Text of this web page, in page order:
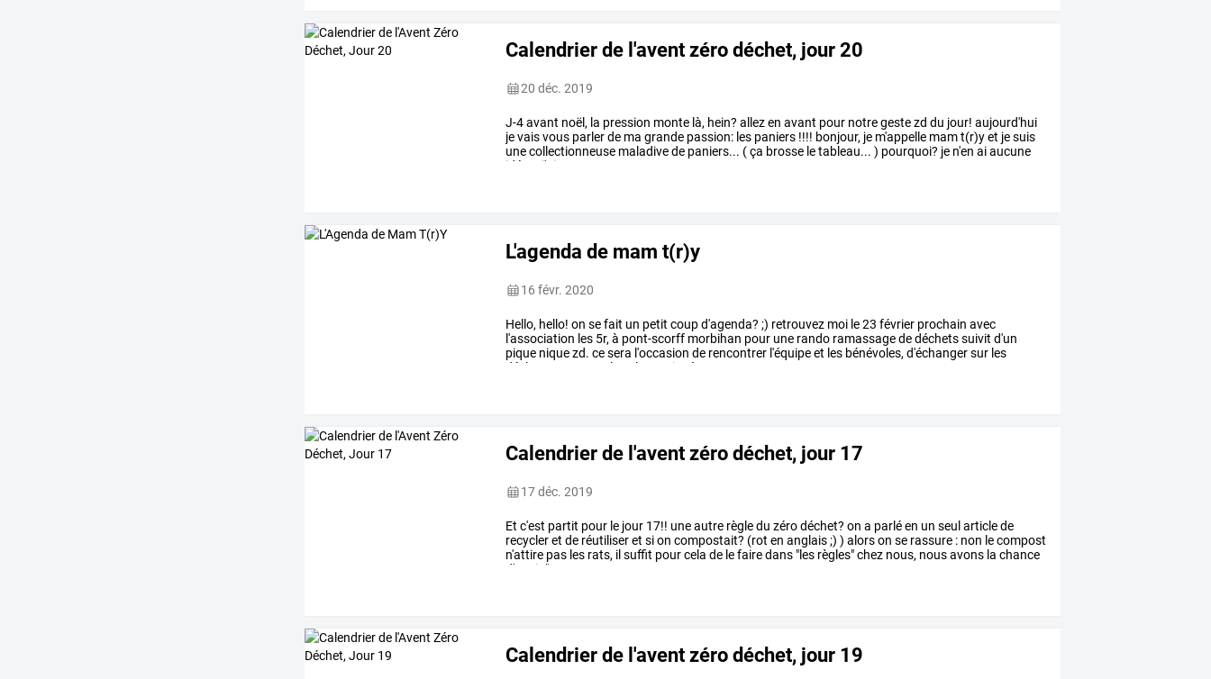
Calendrier de l'avent zéro déchet, jour 20
20 déc. 2019
J-4avant noël, la pression monte là, hein? allezen avant pour notregestezd du jour! aujourd'hui
jevaisvous parlerde ma grande passion: les paniers !!!! bonjour, je m'appelle mamt(r)yet jesuis
unecollectionneuse maladivede paniers... (ça brosse letableau... ) pourquoi? je n'en aiaucune
idée...
j'ai
L'agenda de mam t(r)y
16 févr. 2020
Hello, hello! on sefait un petit coupd'agenda? ;) retrouvez moi le23 février prochain avec
l'association les 5r,à pont-scorff morbihan pour une rando ramassagededéchetssuivit d'un
pique niquezd. cesera l'occasion de rencontrer l'équipeet les bénévoles,d'échangersur les
déchets
les alternative à
Calendrier de l'avent zéro déchet, jour 17
17 déc. 2019
Et c'est partit pour le jour 17!! uneautre règledu zérodéchet? on a parléen un seul articlede
recycleret de réutiliseret sion compostait? (rot en anglais;) ) alorson se rassure : non lecompost
n'attire pas les rats, il suffit pourcela de lefairedans "les règles"chez nous, nousavons la chance
d'avoir
"une
Calendrier de l'avent zéro déchet, jour 19